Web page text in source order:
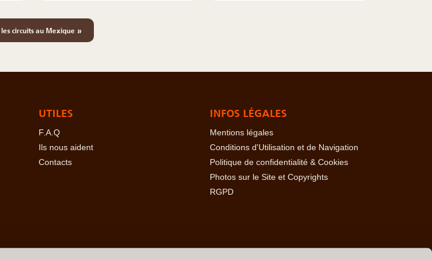
les circuits au Mexique »
UTILES
F.A.Q
Ils nous aident
Contacts
INFOS LÉGALES
Mentions légales
Conditions d'Utilisation et de Navigation
Politique de confidentialité & Cookies
Photos sur le Site et Copyrights
RGPD